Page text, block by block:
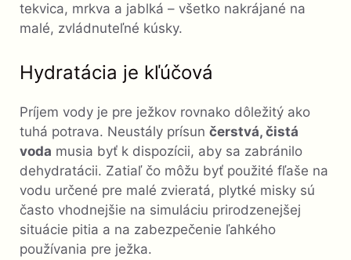
tekvica, mrkva a jablká – všetko nakrájané na
malé, zvládnuteľné kúsky.
Hydratácia je kľúčová
Príjem vody je pre ježkov rovnako dôležitý ako
tuhá potrava. Neustály prísun čerstvá, čistá
voda musia byť k dispozícii, aby sa zabránilo
dehydratácii. Zatiaľ čo môžu byť použité fľaše na
vodu určené pre malé zvieratá, plytké misky sú
často vhodnejšie na simuláciu prirodzenejšej
situácie pitia a na zabezpečenie ľahkého
používania pre ježka.